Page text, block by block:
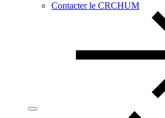
Contacter le CRCHUM